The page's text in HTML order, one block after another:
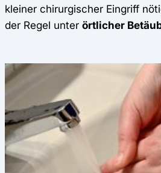
kleiner chirurgischer Eingriff
der Regel unter örtlicher